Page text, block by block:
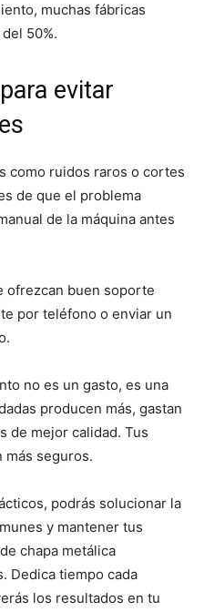
muchas fábricas
50%.
evitar
como ruidos raros o cortes
de que el problema
de la máquina antes
ofrezcan buen soporte
por teléfono o enviar un
no es un gasto, es una
producen más, gastan
de mejor calidad. Tus
más seguros.
podrás solucionar la
y mantener tus
chapa metálica
Dedica tiempo cada
los resultados en tu